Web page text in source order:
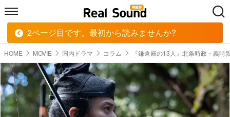
HOME MUSIC MOVIE TECH
HOME MOVIE 国内ドラマ コラム 『鎌倉殿の13人』北条時政・義時
2ページ目です。最初から読みませんか?